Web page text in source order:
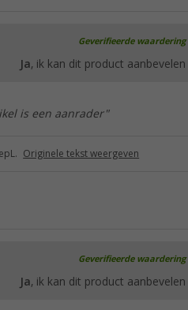
Geverifieerde waardering
Ja, ik kan dit product aanbevelen
is een aanrader"
Originele tekst weergeven
Geverifieerde waardering
Ja, ik kan dit product aanbevelen